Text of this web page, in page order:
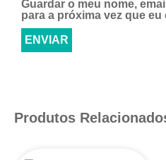
Guardar o meu nome,
para a próxima vez que eu
Produtos